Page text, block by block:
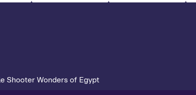
Shooter Wonders of Egypt